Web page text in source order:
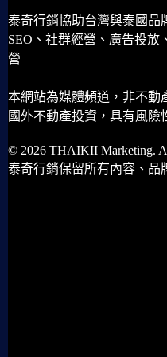
泰奇行銷協助台灣與泰國品
SEO、社群經營、廣告投
營
本網站為媒體頻道，非不動
國外不動產投資，具有風
© 2026 THAIKII Marketing.
泰奇行銷保留所有內容、品